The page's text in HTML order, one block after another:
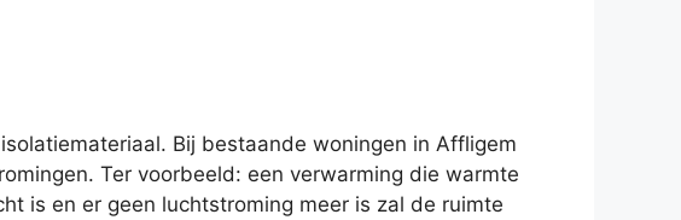
Bij bestaande woningen in Affligem
Ter voorbeeld: een verwarming die warmte
is en er geen luchtstroming meer is zal de ruimte